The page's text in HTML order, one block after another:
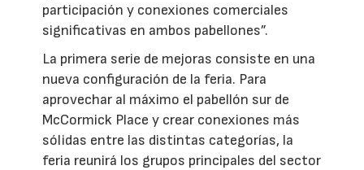
participación y conexiones comerciales
significativas en ambos pabellones”.
La primera serie de mejoras consiste en una
nueva configuración de la feria. Para
aprovechar al máximo el pabellón sur de
McCormick Place y crear conexiones más
sólidas entre las distintas categorías, la
feria reunirá los grupos principales del sector